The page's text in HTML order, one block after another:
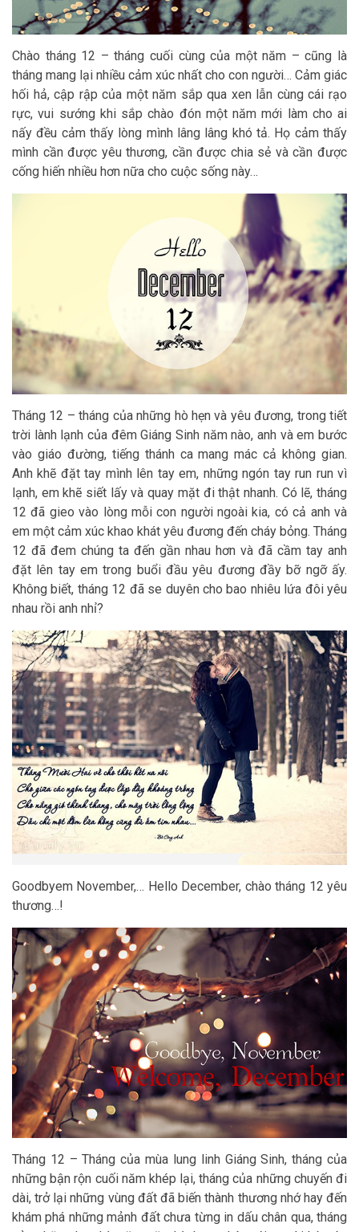
Chào tháng 12 – tháng cuối cùng của một năm – cũng là
tháng mang lại nhiều cảm xúc nhất cho con người… Cảm giác
hối hả, cập rập của một năm sắp qua xen lẫn cùng cái rạo
rực, vui sướng khi sắp chào đón một năm mới làm cho ai
nấy đều cảm thấy lòng mình lâng lâng khó tả. Họ cảm thấy
mình cần được yêu thương, cần được chia sẻ và cần được
cống hiến nhiều hơn nữa cho cuộc sống này…
Tháng 12 – tháng của những hò hẹn và yêu đương, trong tiết
trời lành lạnh của đêm Giáng Sinh năm nào, anh và em bước
vào giáo đường, tiếng thánh ca mang mác cả không gian.
Anh khẽ đặt tay mình lên tay em, những ngón tay run run vì
lạnh, em khẽ siết lấy và quay mặt đi thật nhanh. Có lẽ, tháng
12 đã gieo vào lòng mỗi con người ngoài kia, có cả anh và
em một cảm xúc khao khát yêu đương đến cháy bỏng. Tháng
12 đã đem chúng ta đến gần nhau hơn và đã cầm tay anh
đặt lên tay em trong buổi đầu yêu đương đầy bỡ ngỡ ấy.
Không biết, tháng 12 đã se duyên cho bao nhiêu lứa đôi yêu
nhau rồi anh nhỉ?
Goodbyem November,… Hello December, chào tháng 12 yêu
thương…!
Tháng 12 – Tháng của mùa lung linh Giáng Sinh, tháng của
những bận rộn cuối năm khép lại, tháng của những chuyến đi
dài, trở lại những vùng đất đã biến thành thương nhớ hay đến
khám phá những mảnh đất chưa từng in dấu chân qua, tháng